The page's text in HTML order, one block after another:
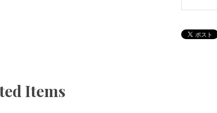
Items